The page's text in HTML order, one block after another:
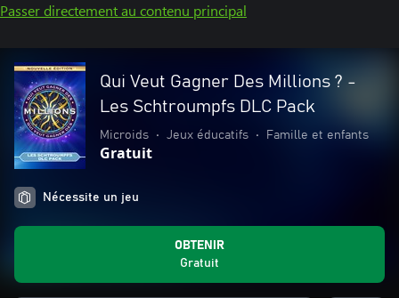
Passer directement au contenu principal
Qui Veut Gagner Des Millions ? -
Les Schtroumpfs DLC Pack
Microids • Jeux éducatifs • Famille et enfants
Gratuit
Nécessite un jeu
OBTENIR
Gratuit